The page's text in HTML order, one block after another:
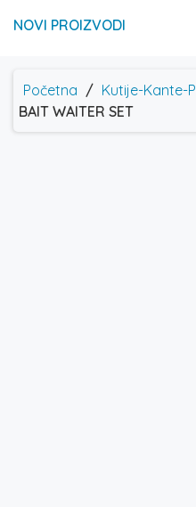
NOVI PROIZVODI
Početna / Kutije-Kante-
BAIT WAITER SET